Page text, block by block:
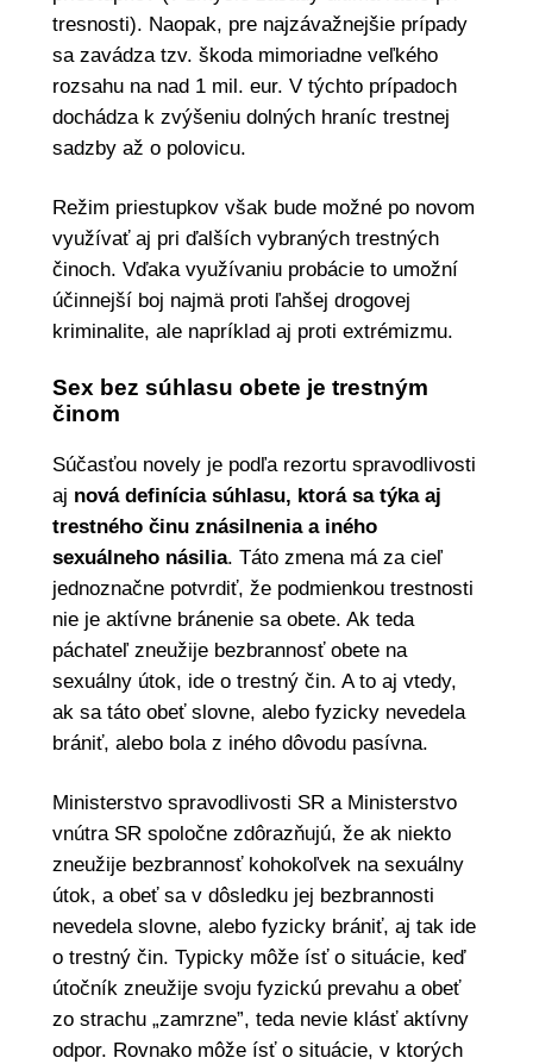
tresnosti). Naopak, pre najzávažnejšie prípady
sa zavádza tzv. škoda mimoriadne veľkého
rozsahu na nad 1 mil. eur. V týchto prípadoch
dochádza k zvýšeniu dolných hraníc trestnej
sadzby až o polovicu.
Režim priestupkov však bude možné po novom
využívať aj pri ďalších vybraných trestných
činoch. Vďaka využívaniu probácie to umožní
účinnejší boj najmä proti ľahšej drogovej
kriminalite, ale napríklad aj proti extrémizmu.
Sex bez súhlasu obete je trestným
činom
Súčasťou novely je podľa rezortu spravodlivosti
aj nová definícia súhlasu, ktorá sa týka aj
trestného činu znásilnenia a iného
sexuálneho násilia. Táto zmena má za cieľ
jednoznačne potvrdiť, že podmienkou trestnosti
nie je aktívne bránenie sa obete. Ak teda
páchateľ zneužije bezbrannosť obete na
sexuálny útok, ide o trestný čin. A to aj vtedy,
ak sa táto obeť slovne, alebo fyzicky nevedela
brániť, alebo bola z iného dôvodu pasívna.
Ministerstvo spravodlivosti SR a Ministerstvo
vnútra SR spoločne zdôrazňujú, že ak niekto
zneužije bezbrannosť kohokoľvek na sexuálny
útok, a obeť sa v dôsledku jej bezbrannosti
nevedela slovne, alebo fyzicky brániť, aj tak ide
o trestný čin. Typicky môže ísť o situácie, keď
útočník zneužije svoju fyzickú prevahu a obeť
zo strachu „zamrzne”, teda nevie klásť aktívny
odpor. Rovnako môže ísť o situácie, v ktorých